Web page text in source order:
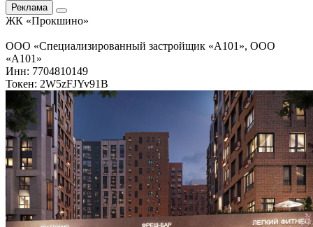
Реклама
ЖК «Прокшино»
ООО «Специализированный застройщик «А101», ООО
«А101»
Инн: 7704810149
Токен: 2W5zFJYv91B